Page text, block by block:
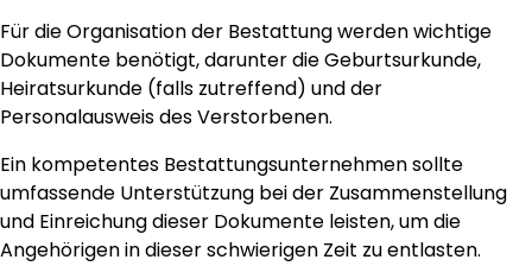
Für die Organisation der Bestattung werden wichtige
Dokumente benötigt, darunter die Geburtsurkunde,
Heiratsurkunde (falls zutreffend) und der
Personalausweis des Verstorbenen.
Ein kompetentes Bestattungsunternehmen sollte
umfassende Unterstützung bei der Zusammenstellung
und Einreichung dieser Dokumente leisten, um die
Angehörigen in dieser schwierigen Zeit zu entlasten.